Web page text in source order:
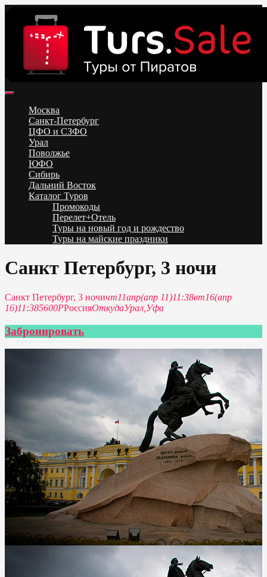
content
Низкие цены на путевки 3-7-10 ночей все включено, отдых на
море. Распродажа экскурсионных и горнолыжных туров.
Обновление каждый день. Официальный сайт Тур Сейл
Москва
Санкт-Петербург
ЦФО и СЗФО
Урал
Поволжье
ЮФО
Сибирь
Дальний Восток
Каталог Туров
Промокоды
Перелет+Отель
Туры на новый год и рождество
Туры на майские праздники
Санкт Петербург, 3 ночи
Санкт Петербург, 3 ночичт11апр(апр 11)11:38вт16(апр
16)11:385600РРоссияОткудаУрал, Уфа
Забронировать